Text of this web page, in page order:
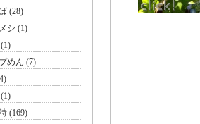
(28)
シ (1)
めん (7)
(169)